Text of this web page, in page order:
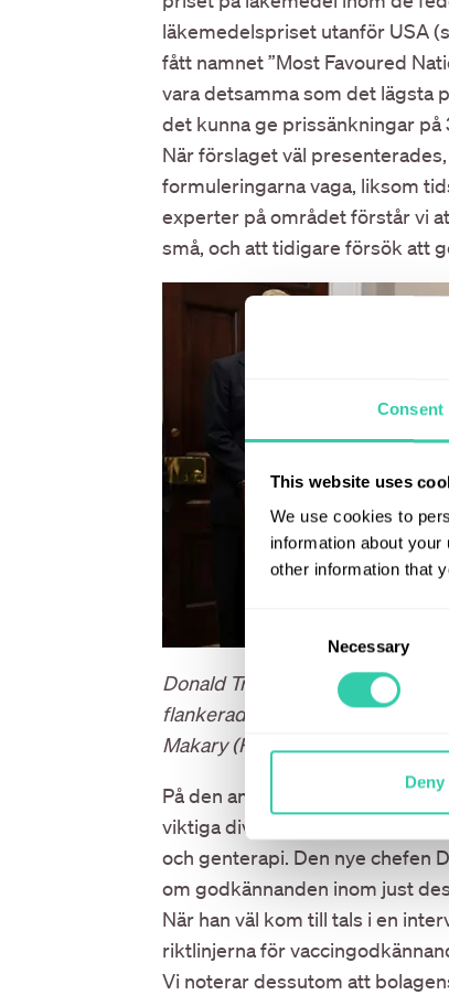
Consent
This website uses
We use cookies to
information about
other information that
Selection
Necessary
Deny
läkemedelspriset utanför USA
fått namnet ”Most Favoured
vara detsamma som det lägsta
det kunna ge prissänkningar
När förslaget väl
formuleringarna vaga, liksom
experter på området förstår vi
små, och att tidigare försök att
Donald Trump skriver under en
flankerad av Dr Mehmet Oz
Makary (FDA).
På den amerikanska
viktiga divisionen CBER*, med
och genterapi. Den nye chefen
om godkännanden inom just
När han väl kom till tals i en
riktlinjerna för
Vi noterar dessutom att